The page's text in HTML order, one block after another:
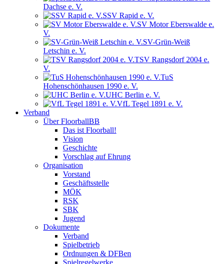
Dachse e. V.
SSV Rapid e. V.
SV Motor Eberswalde e.
V.
SV-Grün-Weiß
Letschin e. V.
TSV Rangsdorf 2004 e.
V.
TuS
Hohenschönhausen 1990 e. V.
UHC Berlin e. V.
VfL Tegel 1891 e. V.
Verband
Über FloorballBB
Das ist Floorball!
Vision
Geschichte
Vorschlag auf Ehrung
Organisation
Vorstand
Geschäftsstelle
MÖK
RSK
SBK
Jugend
Dokumente
Verband
Spielbetrieb
Ordnungen & DFBen
Spielregelwerke